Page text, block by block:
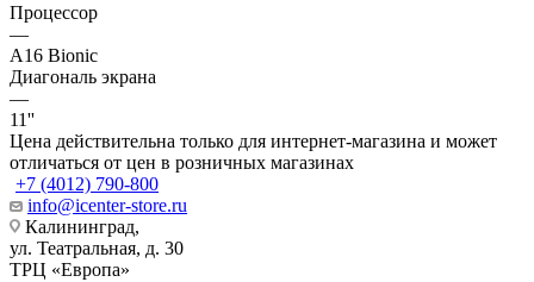
Процессор
—
A16 Bionic
Диагональ экрана
—
11''
Цена действительна только для интернет-магазина и может
отличаться от цен в розничных магазинах
+7 (4012) 790-800
info@icenter-store.ru
Калининград,
ул. Театральная, д. 30
ТРЦ «Европа»